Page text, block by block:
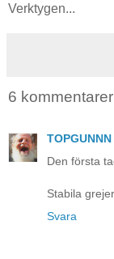
Verktygen...
6
TOPGUNNN
Den första
Stabila
Svara